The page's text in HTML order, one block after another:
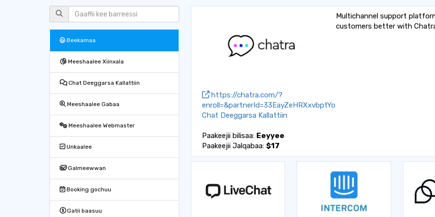
Beekamaa
Meeshaalee Xiinxala
Chat Deeggarsa Kallattiin
Meeshaalee Gabaa
Meeshaalee Webmaster
Unkaalee
Galmeewwan
Booking gochuu
Gatii baasuu
https://chatra.com/?
enroll=&partnerId=33EayZeHRXxvbptYo
Chat Deeggarsa Kallattiin
Paakeejii bilisaa: Eeyyee
Paakeejii Jalqabaa: $17
Multichannel support
customers better with